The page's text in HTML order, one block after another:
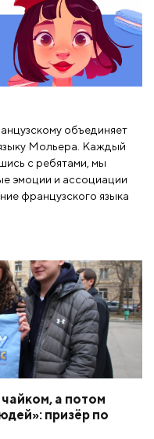
объединяет
Мольера. Каждый
с ребятами, мы
эмоции и ассоциации
французского языка
а потом
призёр по